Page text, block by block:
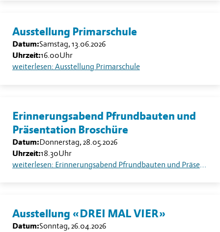
Ausstellung Primarschule
Datum:Samstag, 13.06.2026
Uhrzeit:16.00Uhr
weiterlesen: Ausstellung Primarschule
Erinnerungsabend Pfrundbauten und
Präsentation Broschüre
Datum:Donnerstag, 28.05.2026
Uhrzeit:18.30Uhr
weiterlesen: Erinnerungsabend Pfrundbauten und Präsentation Broschüre
Ausstellung «DREI MAL VIER»
Datum:Sonntag, 26.04.2026